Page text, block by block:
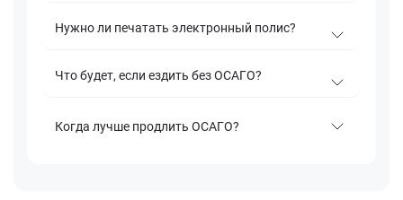
Нужно ли печатать электронный полис?
Что будет, если ездить без ОСАГО?
Когда лучше продлить ОСАГО?